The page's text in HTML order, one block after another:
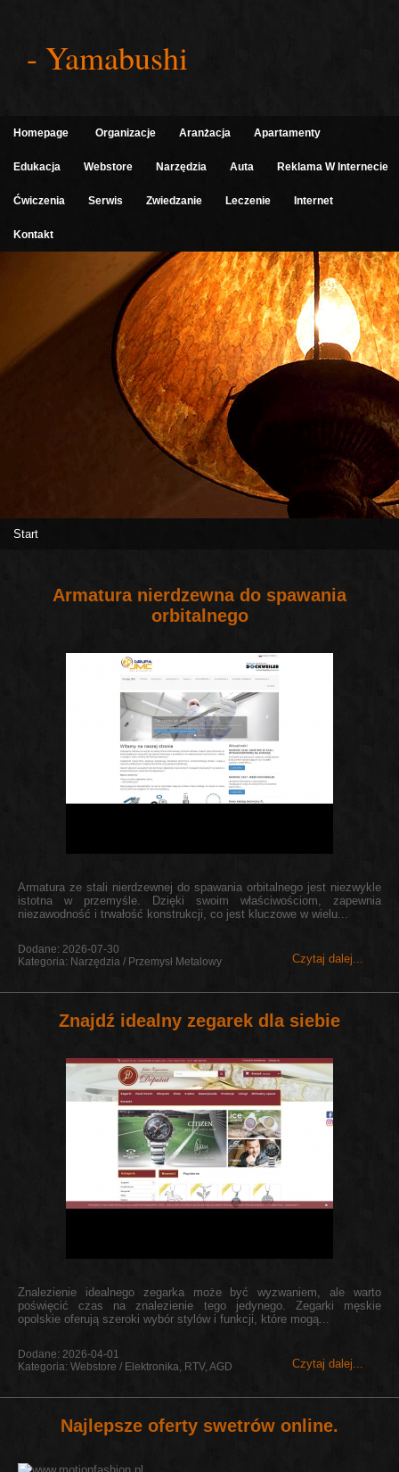
- Yamabushi
Homepage Organizacje Aranżacja Apartamenty
Edukacja Webstore Narzędzia Auta Reklama W Internecie
Ćwiczenia Serwis Zwiedzanie Leczenie Internet
Kontakt
Start
Armatura nierdzewna do spawania
orbitalnego
Armatura ze stali nierdzewnej do spawania orbitalnego jest niezwykle
istotna w przemyśle. Dzięki swoim właściwościom, zapewnia
niezawodność i trwałość konstrukcji, co jest kluczowe w wielu...
Czytaj dalej...
Dodane: 2026-07-30
Kategoria: Narzędzia / Przemysł Metalowy
Znajdź idealny zegarek dla siebie
Znalezienie idealnego zegarka może być wyzwaniem, ale warto
poświęcić czas na znalezienie tego jedynego. Zegarki męskie
opolskie oferują szeroki wybór stylów i funkcji, które mogą...
Czytaj dalej...
Dodane: 2026-04-01
Kategoria: Webstore / Elektronika, RTV, AGD
Najlepsze oferty swetrów online.